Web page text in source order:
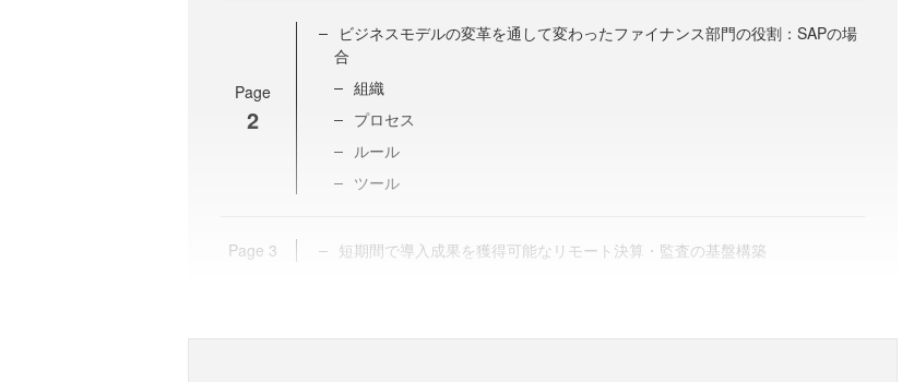
Page
2
ビジネスモデルの変革を通して変わったファイナンス部門の役割：SAPの場
合
組織
プロセス
ルール
ツール
Page 3 短期間で導入成果を獲得可能なリモート決算・監査の基盤構築